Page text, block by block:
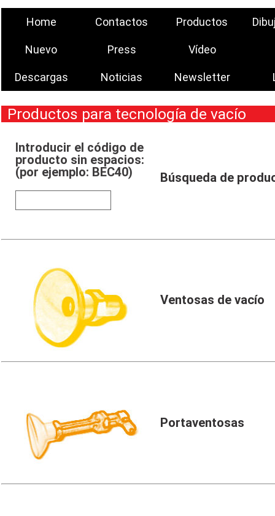
Home Contactos Productos
Nuevo Press Vídeo
Descargas Noticias Newsletter
Productos para tecnología de vacío
Introducir el código de
producto sin espacios:
(por ejemplo: BEC40)
Búsqueda de
Ventosas de vacío
Portaventosas